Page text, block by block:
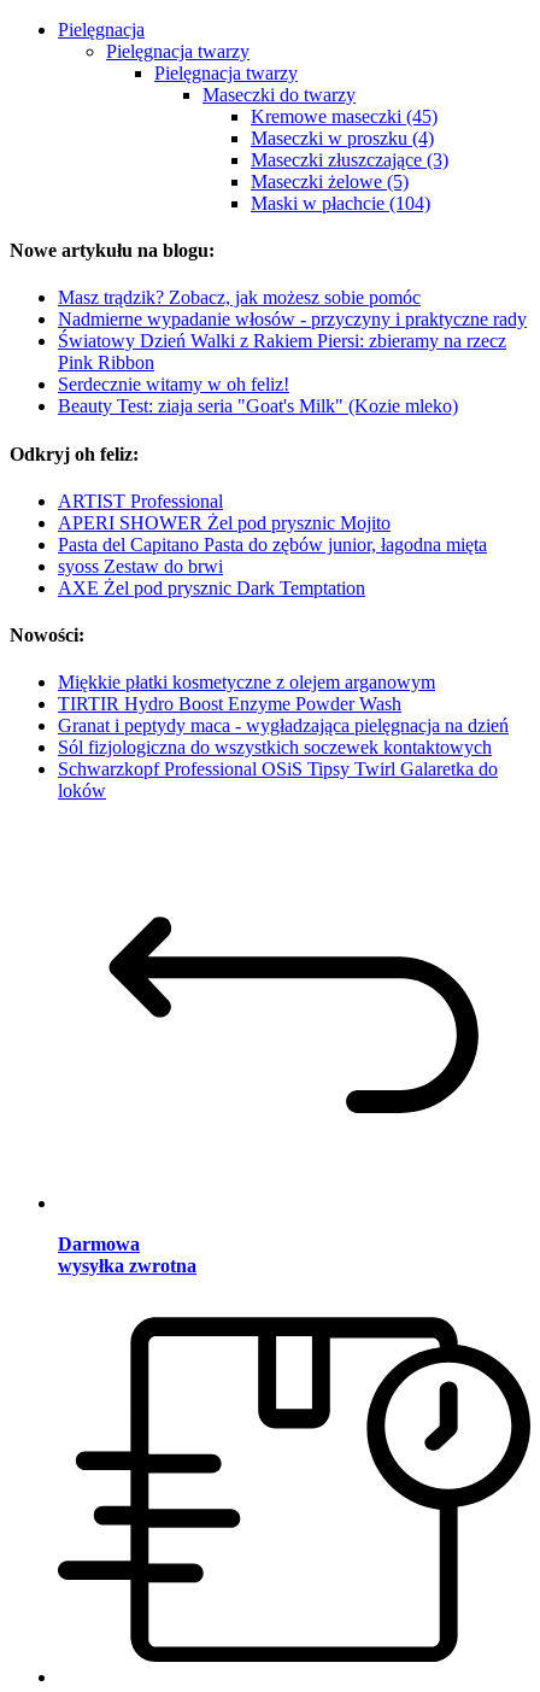
Pielęgnacja
Pielęgnacja twarzy
Pielęgnacja twarzy
Maseczki do twarzy
Kremowe maseczki (45)
Maseczki w proszku (4)
Maseczki złuszczające (3)
Maseczki żelowe (5)
Maski w płachcie (104)
Nowe artykułu na blogu:
Masz trądzik? Zobacz, jak możesz sobie pomóc
Nadmierne wypadanie włosów - przyczyny i praktyczne rady
Światowy Dzień Walki z Rakiem Piersi: zbieramy na rzecz
Pink Ribbon
Serdecznie witamy w oh feliz!
Beauty Test: ziaja seria "Goat's Milk" (Kozie mleko)
Odkryj oh feliz:
ARTIST Professional
APERI SHOWER Żel pod prysznic Mojito
Pasta del Capitano Pasta do zębów junior, łagodna mięta
syoss Zestaw do brwi
AXE Żel pod prysznic Dark Temptation
Nowości:
Miękkie płatki kosmetyczne z olejem arganowym
TIRTIR Hydro Boost Enzyme Powder Wash
Granat i peptydy maca - wygładzająca pielęgnacja na dzień
Sól fizjologiczna do wszystkich soczewek kontaktowych
Schwarzkopf Professional OSiS Tipsy Twirl Galaretka do
loków
Darmowa
wysyłka zwrotna